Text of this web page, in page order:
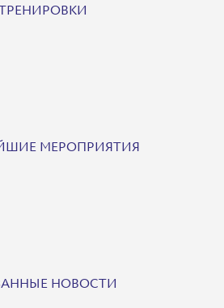
МЕРОПРИЯТИЯ
НОВОСТИ